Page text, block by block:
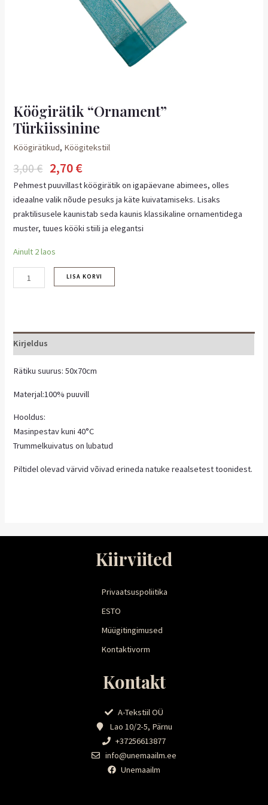
Köögirätik “Ornament”
Türkiissinine
Köögirätikud, Köögitekstiil
3,00€ 2,70€
Pehmest puuvillast köögirätik on igapäevane abimees, olles
ideaalne valik nõude pesuks ja käte kuivatamiseks. Lisaks
praktilisusele kaunistab seda kaunis klassikaline ornamentidega
muster, tuues kööki stiili ja elegantsi
Ainult 2 laos
LISA KORVI
Kirjeldus
Rätiku suurus: 50x70cm
Materjal:100% puuvill
Hooldus:
Masinpestav kuni 40°C
Trummelkuivatus on lubatud
Piltidel olevad värvid võivad erineda natuke reaalsetest toonidest.
Kiirviited
Privaatsuspoliitika
ESTO
Müügitingimused
Kontaktivorm
Kontakt
A-Tekstiil OÜ
Lao 10/2-5, Pärnu
+37256613877
info@unemaailm.ee
Unemaailm